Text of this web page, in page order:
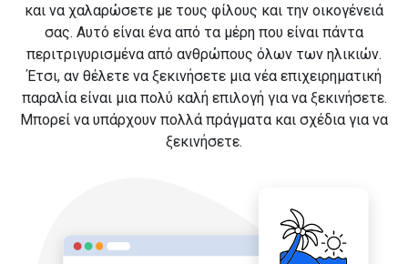
και να χαλαρώσετε με τους φίλους και την οικογένειά
σας. Αυτό είναι ένα από τα μέρη που είναι πάντα
περιτριγυρισμένα από ανθρώπους όλων των ηλικιών.
Έτσι, αν θέλετε να ξεκινήσετε μια νέα επιχειρηματική
παραλία είναι μια πολύ καλή επιλογή για να ξεκινήσετε.
Μπορεί να υπάρχουν πολλά πράγματα και σχέδια για να
ξεκινήσετε.